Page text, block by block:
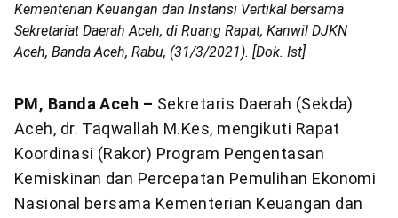
Kementerian Keuangan dan Instansi Vertikal bersama
Sekretariat Daerah Aceh, di Ruang Rapat, Kanwil DJKN
Aceh, Banda Aceh, Rabu, (31/3/2021). [Dok. Ist]
PM, Banda Aceh – Sekretaris Daerah (Sekda)
Aceh, dr. Taqwallah M.Kes, mengikuti Rapat
Koordinasi (Rakor) Program Pengentasan
Kemiskinan dan Percepatan Pemulihan Ekonomi
Nasional bersama Kementerian Keuangan dan